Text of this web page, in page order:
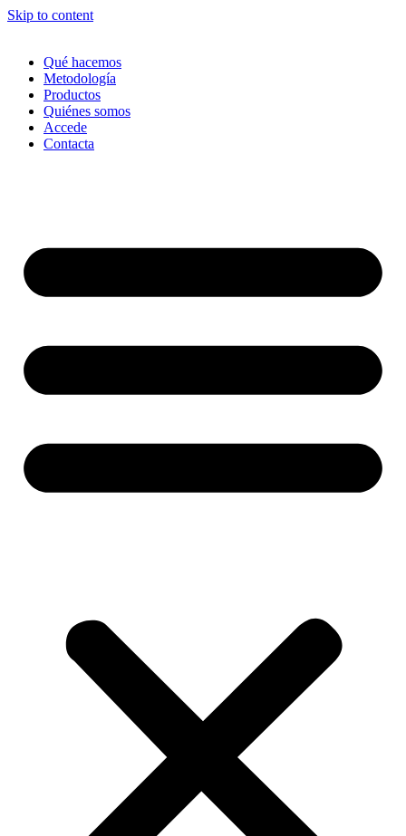
Skip to content
Qué hacemos
Metodología
Productos
Quiénes somos
Accede
Contacta